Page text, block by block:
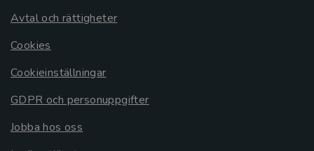
Avtal och rättigheter
Cookies
Cookieinställningar
GDPR och personuppgifter
Jobba hos oss